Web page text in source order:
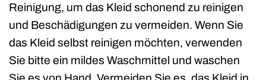
Reinigung, um das Kleid schonend zu reinigen
und Beschädigungen zu vermeiden. Wenn Sie
das Kleid selbst reinigen möchten, verwenden
Sie bitte ein mildes Waschmittel und waschen